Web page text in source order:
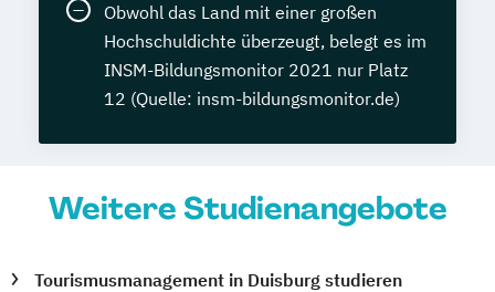
Obwohl das Land mit einer großen
Hochschuldichte überzeugt, belegt es im
INSM-Bildungsmonitor 2021 nur Platz
12 (Quelle: insm-bildungsmonitor.de)
Weitere Studienangebote
Tourismusmanagement in Duisburg studieren